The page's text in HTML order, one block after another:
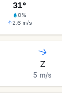
31°
0%
2.6 m/s
Z
5 m/s